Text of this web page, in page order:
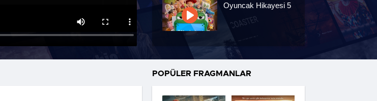
Oyuncak Hikayesi 5
Özgür Kedi Scotty
POPÜLER FRAGMANLAR